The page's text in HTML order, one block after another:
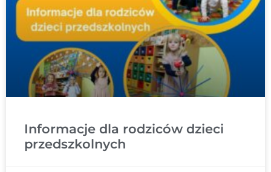
Informacje dla rodziców dzieci
przedszkolnych